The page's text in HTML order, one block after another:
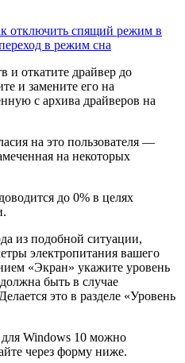
отключить спящий режим в
в режим сна
и откатите драйвер до
и замените его на
с архива драйверов на
на это пользователя —
на некоторых
до 0% в целях
из подобной ситуации,
электропитания вашего
«Экран» укажите уровень
быть в случае
это в разделе «Уровень
Windows 10 можно
через форму ниже.